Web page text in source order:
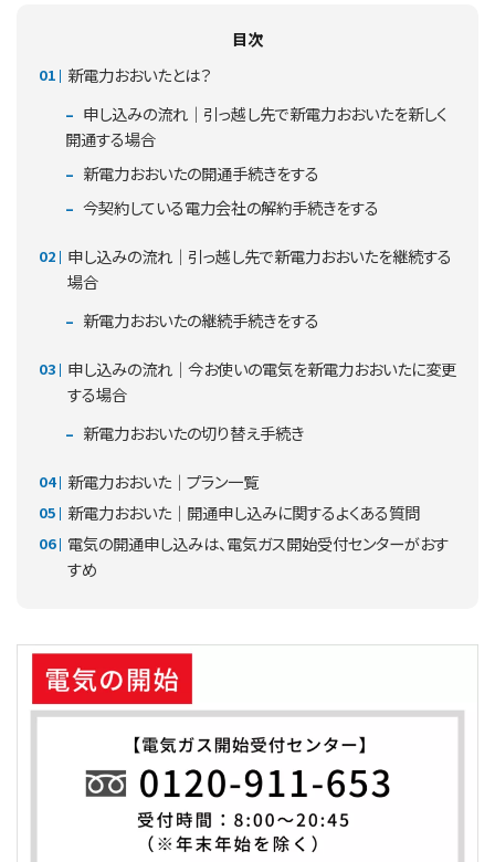
目次
新電力おおいたとは？
申し込みの流れ｜引っ越し先で新電力おおいたを新しく
開通する場合
新電力おおいたの開通手続きをする
今契約している電力会社の解約手続きをする
申し込みの流れ｜引っ越し先で新電力おおいたを継続する
場合
新電力おおいたの継続手続きをする
申し込みの流れ｜今お使いの電気を新電力おおいたに変更
する場合
新電力おおいたの切り替え手続き
新電力おおいた｜プラン一覧
新電力おおいた｜開通申し込みに関するよくある質問
電気の開通申し込みは、電気ガス開始受付センターがおす
すめ